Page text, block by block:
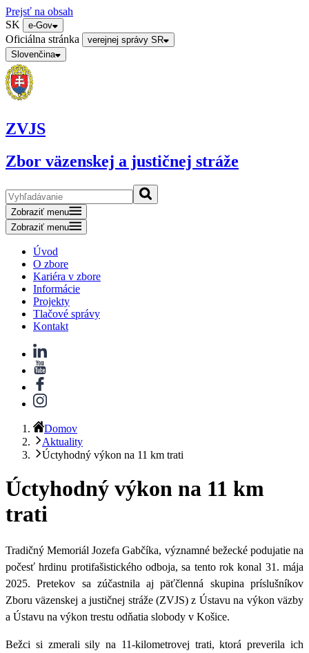
Prejsť na obsah
SK
e-Gov
Oficiálna stránka
verejnej správy SR
Slovenčina
ZVJS
Zbor väzenskej a justičnej stráže
Zobraziť menu
Zobraziť menu
Úvod
O zbore
Kariéra v zbore
Informácie
Projekty
Tlačové správy
Kontakt
Domov
Aktuality
Úctyhodný výkon na 11 km trati
Úctyhodný výkon na 11 km
trati
Tradičný Memoriál Jozefa Gabčíka, významné bežecké podujatie na
počesť hrdinu protifašistického odboja, sa tento rok konal 31. mája
2025. Pretekov sa zúčastnila aj päťčlenná skupina príslušníkov
Zboru väzenskej a justičnej stráže (ZVJS) z Ústavu na výkon väzby
a Ústavu na výkon trestu odňatia slobody v Košice.
Bežci si zmerali sily na 11-kilometrovej trati, ktorá preverila ich